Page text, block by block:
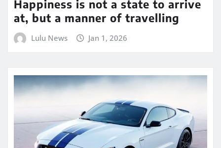
Happiness is not a state to arrive
at, but a manner of travelling
Lulu News Jan 1, 2026